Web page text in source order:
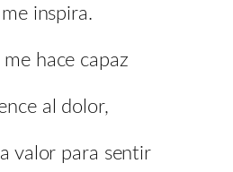
inspira.
hace capaz
al dolor,
valor para sentir